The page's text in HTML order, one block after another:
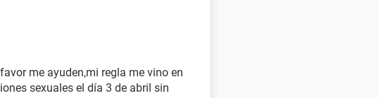
me ayuden,mi regla me vino en
sexuales el día 3 de abril sin